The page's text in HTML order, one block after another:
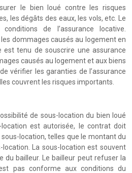
le bien loué contre les risques
les dégâts des eaux, les vols, etc. Le
de l’assurance locative.
les dommages causés au logement en
est tenu de souscrire une assurance
causés au logement et aux biens
vérifier les garanties de l’assurance
couvrent les risques importants.
de sous-location du bien loué
est autorisée, le contrat doit
location, telles que le montant du
La sous-location est souvent
du bailleur. Le bailleur peut refuser la
pas conforme aux conditions du